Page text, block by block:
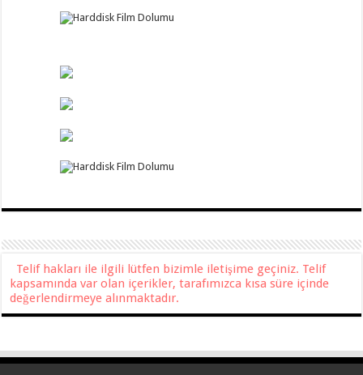
Telif hakları ile ilgili lütfen bizimle iletişime geçiniz. Telif
kapsamında var olan içerikler, tarafımızca kısa süre içinde
değerlendirmeye alınmaktadır.